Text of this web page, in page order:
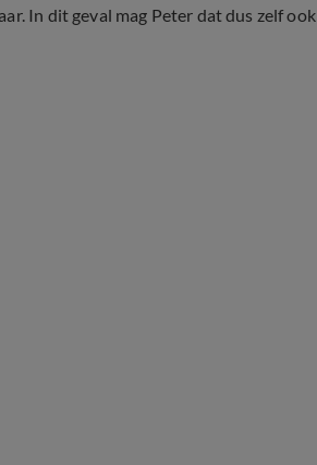
In dit geval mag Peter dat dus zelf ook